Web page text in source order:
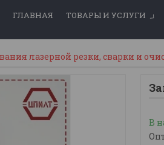
ГЛАВНАЯ ТОВАРЫ И УСЛУГИ
лазерной резки, сварки и
В